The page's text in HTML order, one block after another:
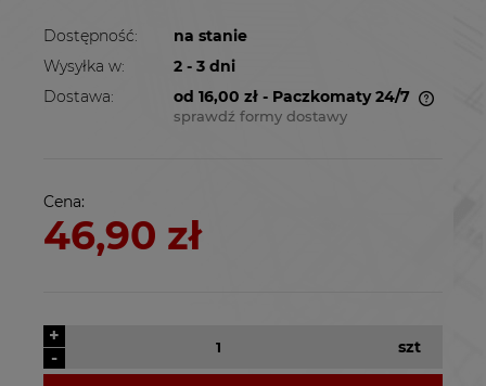
Dostępność:
na stanie
Wysyłka w:
2 - 3 dni
Dostawa:
od 16,00 zł - Paczkomaty 24/7
Cena nie zawiera ewentualnych kosztów
sprawdź formy dostawy
Cena:
46,90 zł
-
+
szt